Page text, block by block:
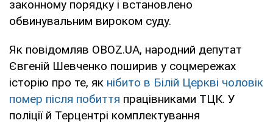
законному порядку і встановлено
обвинувальним вироком суду.
Як повідомляв OBOZ.UA, народний депутат
Євгеній Шевченко поширив у соцмережах
історію про те, як нібито в Білій Церкві чоловік
помер після побиття працівниками ТЦК. У
поліції й Терцентрі комплектування